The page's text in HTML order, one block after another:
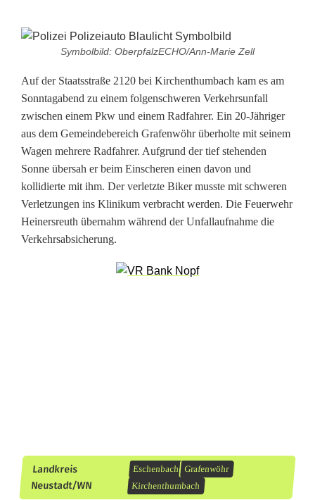
A
t
o
f
a
h
r
k
e
Symbolbild: OberpfalzECHO/Ann-Marie Zell
Auf der Staatsstraße 2120 bei Kirchenthumbach kam es am
Sonntagabend zu einem folgenschweren Verkehrsunfall
zwischen einem Pkw und einem Radfahrer. Ein 20-Jähriger
aus dem Gemeindebereich Grafenwöhr überholte mit seinem
Wagen mehrere Radfahrer. Aufgrund der tief stehenden
Sonne übersah er beim Einscheren einen davon und
kollidierte mit ihm. Der verletzte Biker musste mit schweren
Verletzungen ins Klinikum verbracht werden. Die Feuerwehr
Heinersreuth übernahm während der Unfallaufnahme die
Verkehrsabsicherung.
Landkreis
Neustadt/WN
Eschenbach Grafenwöhr
Kirchenthumbach